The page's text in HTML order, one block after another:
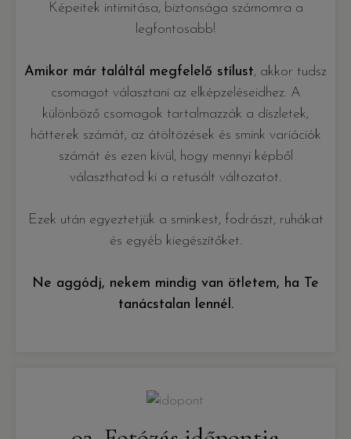
Képeitek intimitása, biztonsága számomra a
legfontosabb!
Amikor már találtál megfelelő stílust, akkor tudsz
csomagot választani az elképzeléseidhez. A
különböző csomagok tartalmazzák a díszletek,
hátterek számát, az átöltözések és smink variációk
számát és ezen kívül, hogy mennyi képből
választhatod ki a retusált változatot.
Ezek után egyeztetjük a sminkest, fodrászt, ruhákat
és egyéb kiegészítőket.
Ne aggódj, nekem mindig van ötletem, ha Te
tanácstalan lennél.